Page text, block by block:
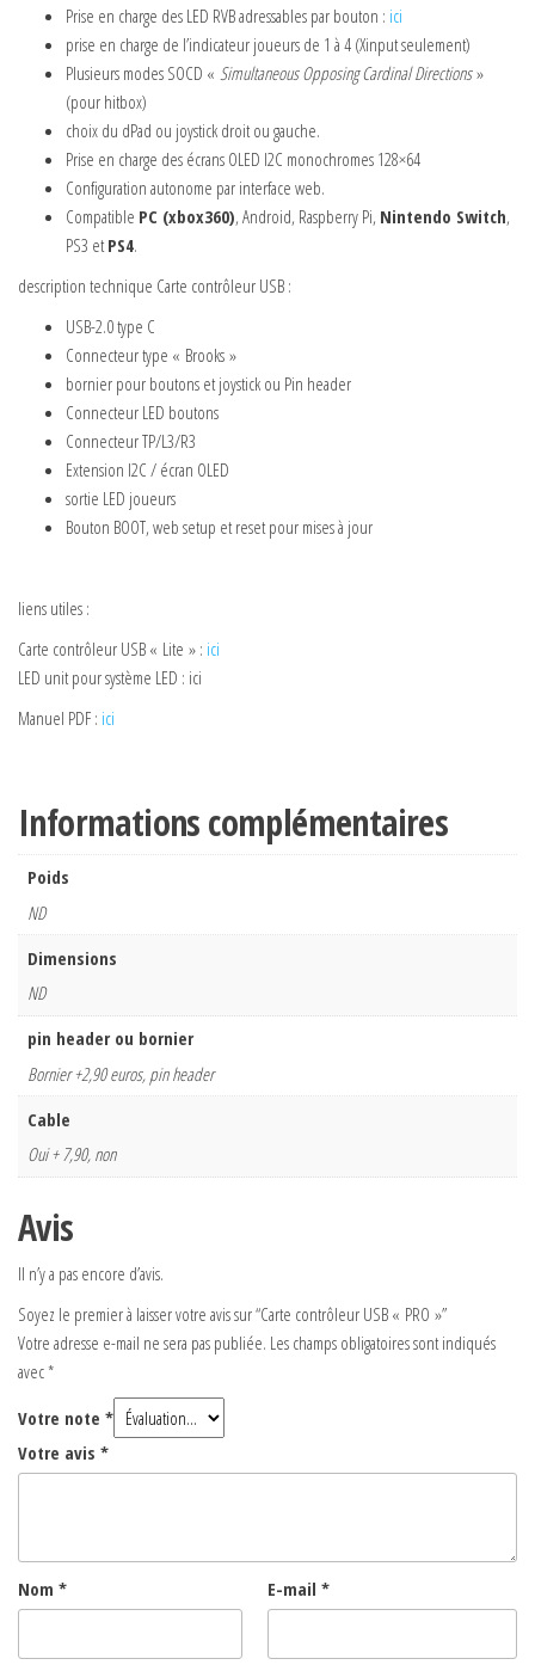
Prise en charge des LED RVB adressables par bouton : ici
prise en charge de l’indicateur joueurs de 1 à 4 (Xinput seulement)
Plusieurs modes SOCD « Simultaneous Opposing Cardinal Directions»
(pour hitbox)
choix du dPad ou joystick droit ou gauche.
Prise en charge des écrans OLED I2C monochromes 128×64
Configuration autonome par interface web.
Compatible PC (xbox360), Android, Raspberry Pi, Nintendo Switch,
PS3 et PS4.
description technique Carte contrôleur USB :
USB-2.0 type C
Connecteur type « Brooks »
bornier pour boutons et joystick ou Pin header
Connecteur LED boutons
Connecteur TP/L3/R3
Extension I2C / écran OLED
sortie LED joueurs
Bouton BOOT, web setup et reset pour mises à jour
liens utiles :
Carte contrôleur USB « Lite » : ici
LED unit pour système LED : ici
Manuel PDF : ici
Informations complémentaires
Poids
ND
Dimensions
ND
pin header ou bornier
Bornier +2,90 euros, pin header
Cable
Oui + 7,90, non
Avis
Il n’y a pas encore d’avis.
Soyez le premier à laisser votre avis sur “Carte contrôleur USB « PRO »”
Votre adresse e-mail ne sera pas publiée. Les champs obligatoires sont indiqués
avec*
Votre note *
Votre avis *
Nom * E-mail *